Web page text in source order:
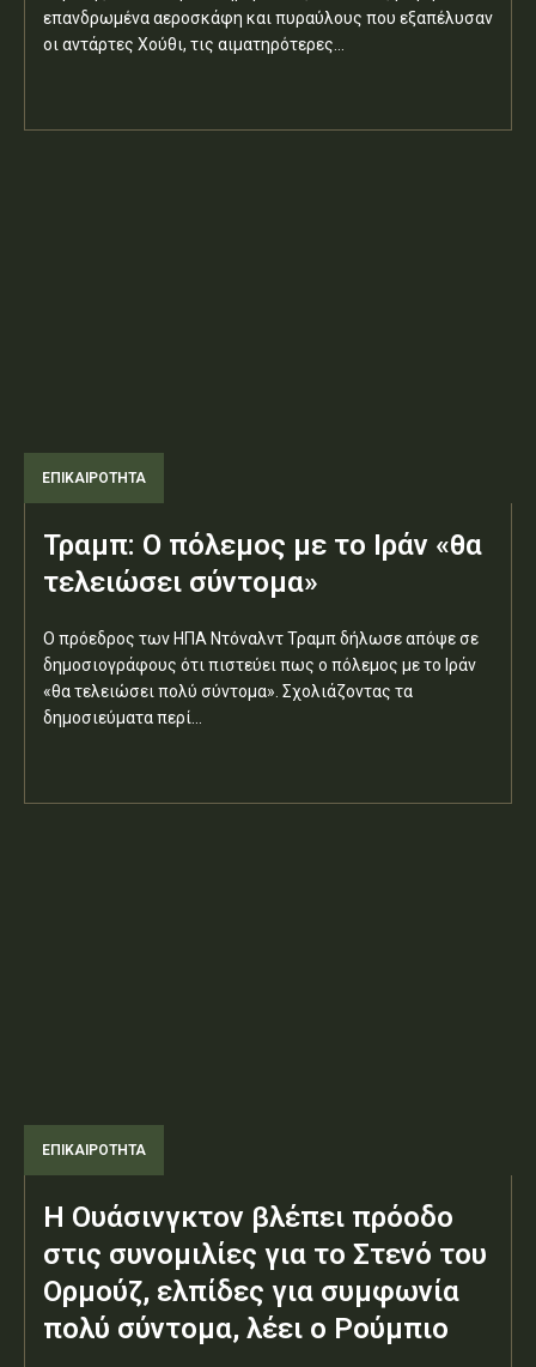
επανδρωμένα αεροσκάφη και πυραύλους που εξαπέλυσαν
οι αντάρτες Χούθι, τις αιματηρότερες...
ΕΠΙΚΑΙΡΟΤΗΤΑ
Τραμπ: Ο πόλεμος με το Ιράν «θα
τελειώσει σύντομα»
Ο πρόεδρος των ΗΠΑ Ντόναλντ Τραμπ δήλωσε απόψε σε
δημοσιογράφους ότι πιστεύει πως ο πόλεμος με το Ιράν
«θα τελειώσει πολύ σύντομα». Σχολιάζοντας τα
δημοσιεύματα περί...
ΕΠΙΚΑΙΡΟΤΗΤΑ
Η Ουάσινγκτον βλέπει πρόοδο
στις συνομιλίες για το Στενό του
Ορμούζ, ελπίδες για συμφωνία
πολύ σύντομα, λέει ο Ρούμπιο